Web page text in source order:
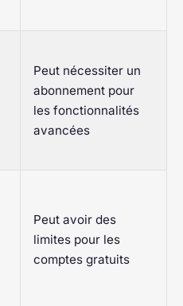
Peut nécessiter un
abonnement pour
les fonctionnalités
avancées
Peut avoir des
limites pour les
comptes gratuits